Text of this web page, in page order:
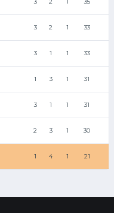
3 2 1 35
3 2 1 33
3 1 1 33
1 3 1 31
3 1 1 31
2 3 1 30
1 4 1 21